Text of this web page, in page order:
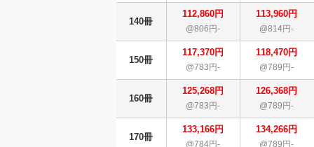
140冊
112,860円
@806円-
113,960円
@814円-
150冊
117,370円
@783円-
118,470円
@789円-
160冊
125,268円
@783円-
126,368円
@789円-
170冊
133,166円
@784円-
134,266円
@789円-